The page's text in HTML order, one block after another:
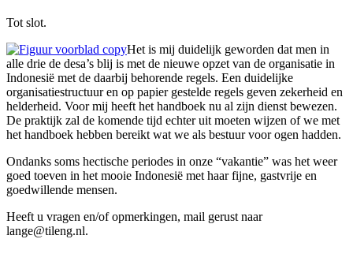
Tot slot.
Het is mij duidelijk geworden dat men in
alle drie de desa’s blij is met de nieuwe opzet van de organisatie in
Indonesië met de daarbij behorende regels. Een duidelijke
organisatiestructuur en op papier gestelde regels geven zekerheid en
helderheid. Voor mij heeft het handboek nu al zijn dienst bewezen.
De praktijk zal de komende tijd echter uit moeten wijzen of we met
het handboek hebben bereikt wat we als bestuur voor ogen hadden.
Ondanks soms hectische periodes in onze “vakantie” was het weer
goed toeven in het mooie Indonesië met haar fijne, gastvrije en
goedwillende mensen.
Heeft u vragen en/of opmerkingen, mail gerust naar
lange@tileng.nl.